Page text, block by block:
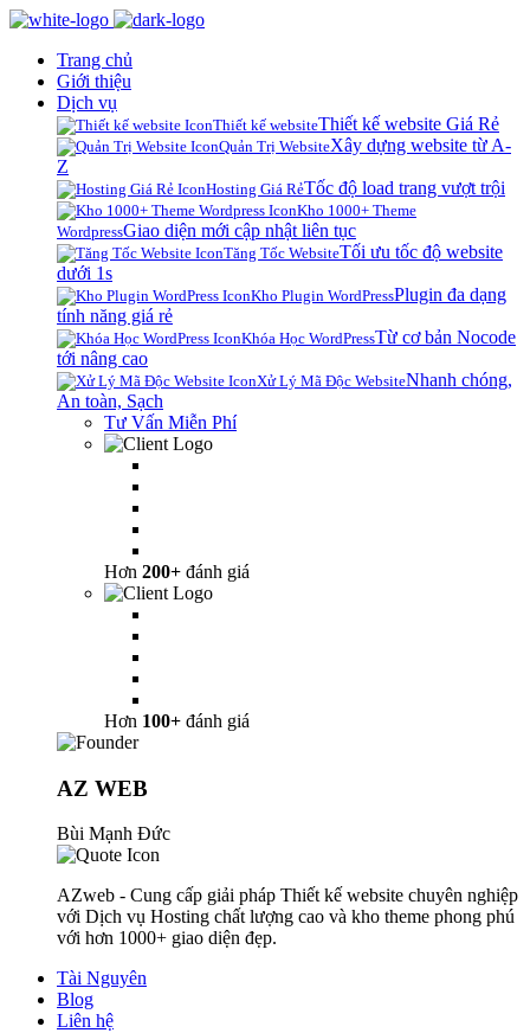
Trang chủ
Giới thiệu
Dịch vụ
Thiết kế websiteThiết kế website Giá Rẻ
Quản Trị WebsiteXây dựng website từ A-
Z
Hosting Giá RẻTốc độ load trang vượt trội
Kho 1000+ Theme
WordpressGiao diện mới cập nhật liên tục
Tăng Tốc WebsiteTối ưu tốc độ website
dưới 1s
Kho Plugin WordPressPlugin đa dạng
tính năng giá rẻ
Khóa Học WordPressTừ cơ bản Nocode
tới nâng cao
Xử Lý Mã Độc WebsiteNhanh chóng,
An toàn, Sạch
Tư Vấn Miễn Phí
Hơn 200+ đánh giá
Hơn 100+ đánh giá
AZ WEB
Bùi Mạnh Đức
AZweb - Cung cấp giải pháp Thiết kế website chuyên nghiệp
với Dịch vụ Hosting chất lượng cao và kho theme phong phú
với hơn 1000+ giao diện đẹp.
Tài Nguyên
Blog
Liên hệ